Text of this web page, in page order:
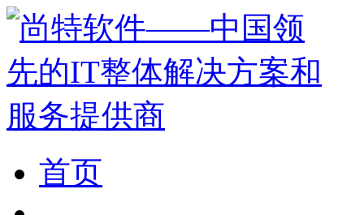
首页